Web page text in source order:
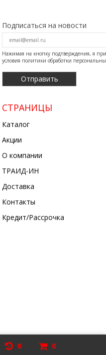
Подписаться на новости
Нажимая на кнопку подтверждения, я
условия политики обработки
СТРАНИЦЫ
Каталог
Акции
О компании
ТРАИД-ИН
Доставка
Контакты
Кредит/Рассрочка
0 0